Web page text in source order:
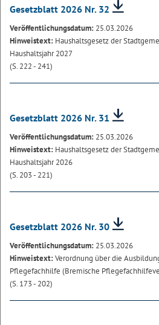
Gesetzblatt 2026 Nr. 32
Veröffentlichungsdatum: 25.03.2026
Hinweistext: Haushaltsgesetz der
Haushaltsjahr 2027
(S. 222 - 241)
Gesetzblatt 2026 Nr. 31
Veröffentlichungsdatum: 25.03.2026
Hinweistext: Haushaltsgesetz der
Haushaltsjahr 2026
(S. 203 - 221)
Gesetzblatt 2026 Nr. 30
Veröffentlichungsdatum: 25.03.2026
Hinweistext:Verordnung über die
Pflegefachhilfe (Bremische
(S. 173 - 202)